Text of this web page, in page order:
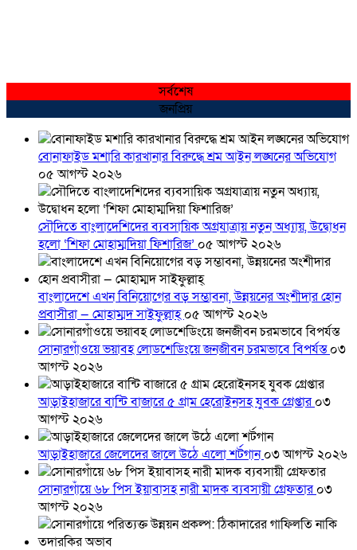
সর্বশেষ
জনপ্রিয়
বোনাফাইড মশারি কারখানার বিরুদ্ধে শ্রম আইন লঙ্ঘনের অভিযোগ
০৫ আগস্ট ২০২৬
সৌদিতে বাংলাদেশিদের ব্যবসায়িক অগ্রযাত্রায় নতুন অধ্যায়, উদ্বোধন
হলো ‘শিফা মোহাম্মদিয়া ফিশারিজ’ ০৫ আগস্ট ২০২৬
বাংলাদেশে এখন বিনিয়োগের বড় সম্ভাবনা, উন্নয়নের অংশীদার হোন
প্রবাসীরা — মোহাম্মদ সাইফুল্লাহ্০৫ আগস্ট ২০২৬
সোনারগাঁওয়ে ভয়াবহ লোডশেডিংয়ে জনজীবন চরমভাবে বিপর্যস্ত০৩
আগস্ট ২০২৬
আড়াইহাজারে বান্টি বাজারে ৫ গ্রাম হেরোইনসহ যুবক গ্রেপ্তার০৩
আগস্ট ২০২৬
আড়াইহাজারে জেলেদের জালে উঠে এলো শর্টগান০৩ আগস্ট ২০২৬
সোনারগাঁয়ে ৬৮ পিস ইয়াবাসহ নারী মাদক ব্যবসায়ী গ্রেফতার০৩
আগস্ট ২০২৬